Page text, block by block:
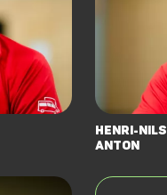
Henri-Nils
Anton